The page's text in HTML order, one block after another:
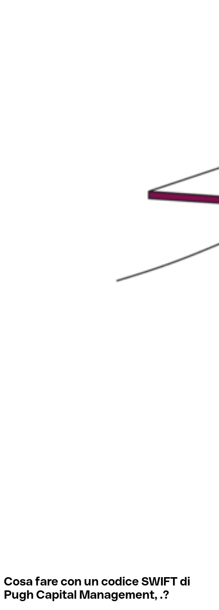
Cosa fare con un codice SWIFT di
Pugh Capital Management, .?